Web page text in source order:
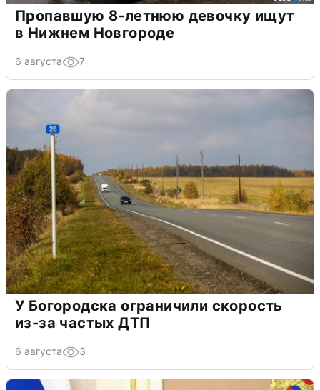
Пропавшую 8-летнюю девочку ищут
в Нижнем Новгороде
6 августа 7
У Богородска ограничили скорость
из-за частых ДТП
6 августа 3